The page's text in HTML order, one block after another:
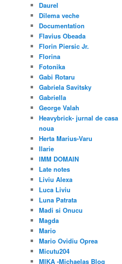
Daurel
Dilema veche
Documentation
Flavius Obeada
Florin Piersic Jr.
Florina
Fotonika
Gabi Rotaru
Gabriela Savitsky
Gabriella
George Valah
Heavybrick- jurnal de casa
noua
Herta Marius-Varu
Ilarie
IMM DOMAIN
Late notes
Liviu Alexa
Luca Liviu
Luna Patrata
Madi si Onucu
Magda
Mario
Mario Ovidiu Oprea
Micutu204
MIKA -Michaelas Blog